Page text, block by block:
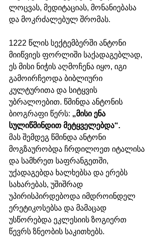
ლოცვას, მედიტაციას, მონანიებასა
და მოკრძალებულ შრომას.
1222 წლის სექტემბერში ანტონი
მიიწვიეს ფორლიში საქადაგებლად,
ეს მისი ნიჭის აღმოჩენა იყო, იგი
გამოირჩეოდა ბიბლიური
კულტურითა და სიტყვის
უბრალოებით. წმინდა ანტონის
ბიოგრაფი წერს: „მისი ენა
სულიწმინდით მეტყველებდა“.
მას შემდეგ წმინდა ანტონი
მოგზაურობდა ჩრდილოეთ იტალისა
და სამხრეთ საფრანგეთში,
უქადაგებდა ხალხებსა და ერებს
სახარებას, უშიშრად
უპირისპირდებოდა იმდროინდელ
ერეტიკოსებსა და მამაცად
უსწორებდა ეკლესიის ზოგიერთ
წევრს ზნეობის საკითხებს.